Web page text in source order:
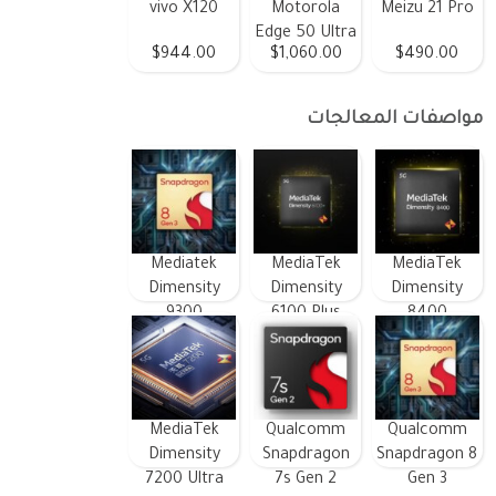
Meizu 21 Pro
$490.00
Motorola
Edge 50 Ultra
$1,060.00
vivo X120
$944.00
مواصفات المعالجات
MediaTek
Dimensity
8400
MediaTek
Dimensity
6100 Plus
Mediatek
Dimensity
9300
Qualcomm
Snapdragon 8
Gen 3
Qualcomm
Snapdragon
7s Gen 2
MediaTek
Dimensity
7200 Ultra